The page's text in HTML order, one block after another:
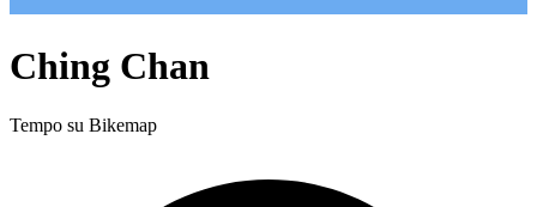
Ching Chan
Tempo su Bikemap